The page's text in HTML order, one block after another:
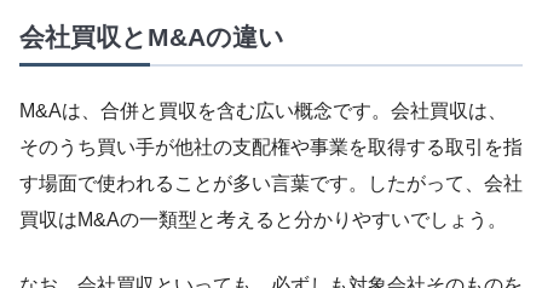
会社買収とM&Aの違い
M&Aは、合併と買収を含む広い概念です。会社買収は、
そのうち買い手が他社の支配権や事業を取得する取引を指
す場面で使われることが多い言葉です。したがって、会社
買収はM&Aの一類型と考えると分かりやすいでしょう。